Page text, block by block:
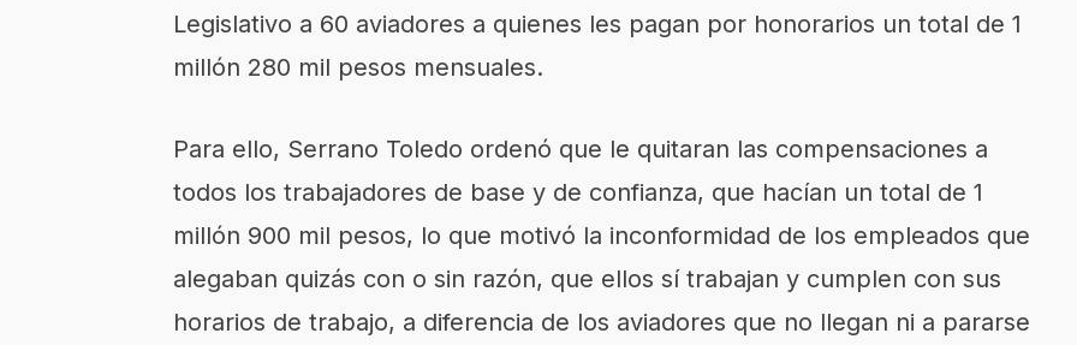
Legislativo a 60 aviadores a quienes les pagan por honorarios un total de 1
millón 280 mil pesos mensuales.
Para ello, Serrano Toledo ordenó que le quitaran las compensaciones a
todos los trabajadores de base y de confianza, que hacían un total de 1
millón 900 mil pesos, lo que motivó la inconformidad de los empleados que
alegaban quizás con o sin razón, que ellos sí trabajan y cumplen con sus
horarios de trabajo, a diferencia de los aviadores que no llegan ni a pararse